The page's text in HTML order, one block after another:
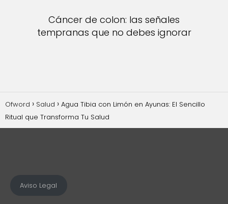
Cáncer de colon: las señales
tempranas que no debes ignorar
Ofword Salud
Agua Tibia con Limón en Ayunas: El Sencillo
Ritual que Transforma Tu Salud
Aviso Legal